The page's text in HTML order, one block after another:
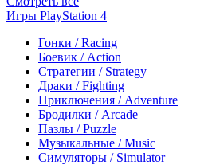
Игры PlayStation 4
Гонки / Racing
Боевик / Action
Стратегии / Strategy
Драки / Fighting
Приключения / Adventure
Бродилки / Arcade
Пазлы / Puzzle
Музыкальные / Music
Симуляторы / Simulator